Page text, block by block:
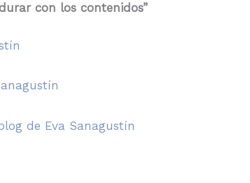
con los contenidos”
de Eva Sanagustín